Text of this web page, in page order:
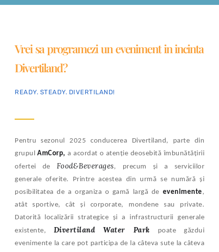
Vrei sa programezi un eveniment in incinta
Divertiland?
READY. STEADY. DIVERTILAND!
Pentru sezonul 2025 conducerea Divertiland, parte din
grupulAmCorp,a acordat o atenție deosebită îmbunătățirii
ofertei de Food&Beverages, precum și a serviciilor
generale oferite. Printre acestea din urmă se numără și
posibilitatea de a organiza o gamă largă de evenimente ,
atât sportive, cât şi corporate, mondene sau private.
Datorită localizării strategice şi a infrastructurii generale
existente, Divertiland Water Park poate găzdui
evenimente la care pot participa de la câteva sute la câteva